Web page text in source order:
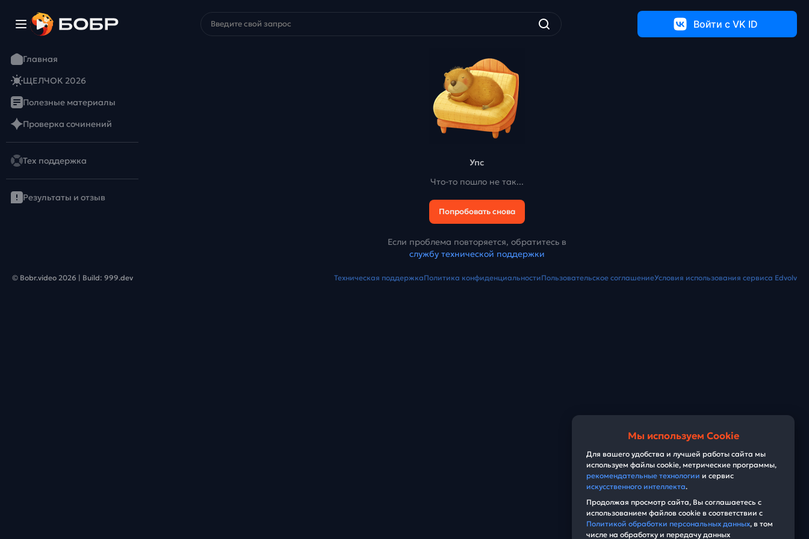
Войти c VK ID
Главная
ЩЕЛЧОК 2026
Полезные материалы
Проверка сочинений
Тех поддержка
Результаты и отзыв
Упс
Что-то пошло не так...
Попробовать снова
Если проблема повторяется, обратитесь в
службу технической поддержки
© Bobr.video 2026 | Build: 999.dev Техническая поддержкаПолитика конфиденциальностиПользовательское соглашениеУсловия использования сервиса Edvolv
Мы используем Cookie
Для вашего удобства и лучшей работы сайта мы
используем файлы cookie, метрические программы,
рекомендательные технологии и сервис
искусственного интеллекта.
Продолжая просмотр сайта, Вы соглашаетесь с
использованием файлов cookie в соответствии с
Политикой обработки персональных данных, в том
числе на обработку и передачу данных